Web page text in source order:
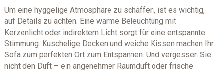
Um eine hyggelige Atmosphäre zu schaffen, ist es wichtig,
auf Details zu achten. Eine warme Beleuchtung mit
Kerzenlicht oder indirektem Licht sorgt für eine entspannte
Stimmung. Kuschelige Decken und weiche Kissen machen Ihr
Sofa zum perfekten Ort zum Entspannen. Und vergessen Sie
nicht den Duft – ein angenehmer Raumduft oder frische